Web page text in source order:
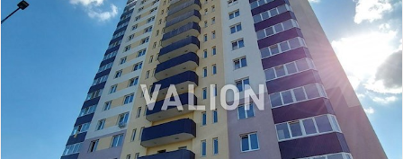
квартири). Паркінг знаходиться біля будинку (3 хвилини) може
використовуватись як підземне укриття (для власників
паркомісць). 044 200 10 80 Valion.ua/1104416